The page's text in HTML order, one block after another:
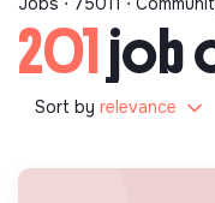
201job
Sort by relevance